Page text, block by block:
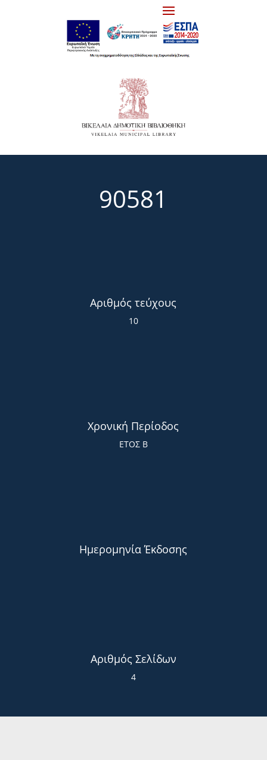
90581
Αριθμός τεύχους
10
Χρονική Περίοδος
ΕΤΟΣ Β
Ημερομηνία Έκδοσης
Αριθμός Σελίδων
4